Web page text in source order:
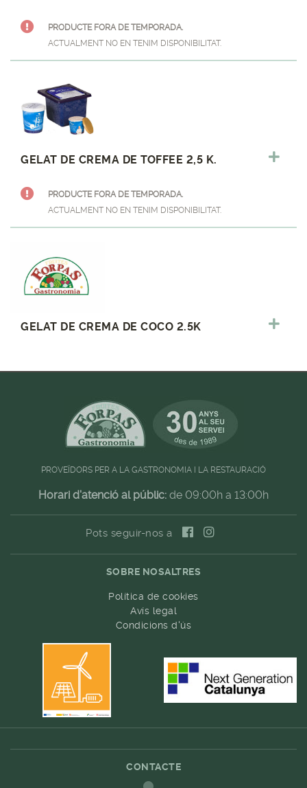
PRODUCTE FORA DE TEMPORADA.
ACTUALMENT NO EN TENIM DISPONIBILITAT.
GELAT DE CREMA DE TOFFEE 2,5 K.
PRODUCTE FORA DE TEMPORADA.
ACTUALMENT NO EN TENIM DISPONIBILITAT.
GELAT DE CREMA DE COCO 2.5K
PROVEÏDORS PER A LA GASTRONOMIA I LA RESTAURACIÓ
Horari d'atenció al públic: de 09:00h a 13:00h
Pots seguir-nos a
SOBRE NOSALTRES
Política de cookies
Avís legal
Condicions d'ús
CONTACTE